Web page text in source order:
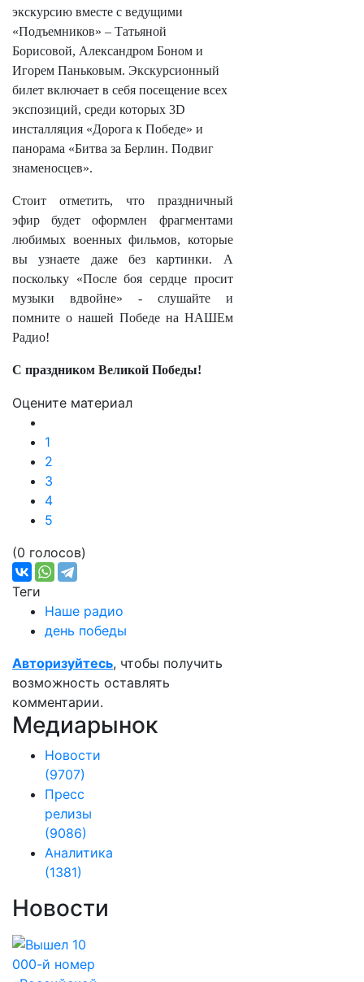
экскурсию вместе с ведущими
«Подъемников» – Татьяной
Борисовой, Александром Боном и
Игорем Паньковым. Экскурсионный
билет включает в себя посещение всех
экспозиций, среди которых 3D
инсталляция «Дорога к Победе» и
панорама «Битва за Берлин. Подвиг
знаменосцев».
Стоит отметить, что праздничный
эфир будет оформлен фрагментами
любимых военных фильмов, которые
вы узнаете даже без картинки. А
поскольку «После боя сердце просит
музыки вдвойне» - слушайте и
помните о нашей Победе на НАШЕм
Радио!
С праздником Великой Победы!
Оцените материал
1
2
3
4
5
(0 голосов)
Теги
Наше радио
день победы
Авторизуйтесь, чтобы получить
возможность оставлять
комментарии.
Медиарынок
Новости
(9707)
Пресс
релизы
(9086)
Аналитика
(1381)
Новости